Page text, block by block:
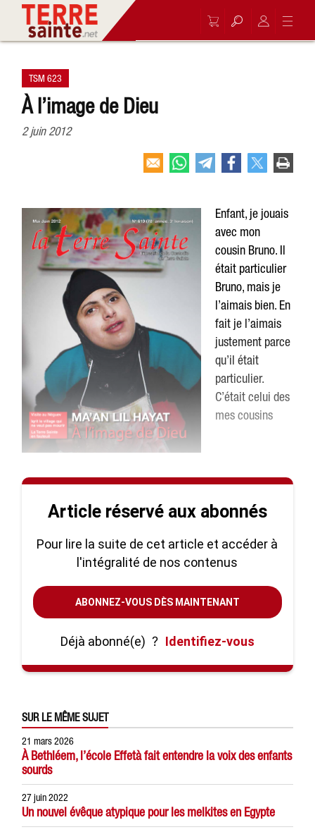
TSM 623
À l’image de Dieu
2 juin 2012
Enfant, je jouais
avec mon
cousin Bruno. Il
était particulier
Bruno, mais je
l’aimais bien. En
fait je l’aimais
justement parce
qu’il était
particulier.
C’était celui des
mes cousins
Article réservé aux abonnés
Pour lire la suite de cet article et accéder à
l'intégralité de nos contenus
ABONNEZ-VOUS DÈS MAINTENANT
Déjà abonné(e) ? Identifiez-vous
SUR LE MÊME SUJET
21 mars 2026
À Bethléem, l’école Effetà fait entendre la voix des enfants
sourds
27 juin 2022
Un nouvel évêque atypique pour les melkites en Egypte